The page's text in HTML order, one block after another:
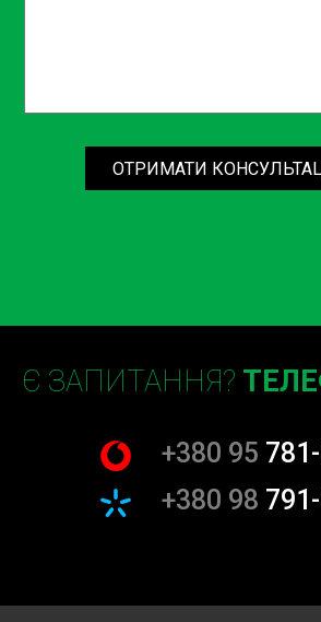
ОТРИМАТИ
Є ЗАПИТАННЯ?
+380 95
+380 98